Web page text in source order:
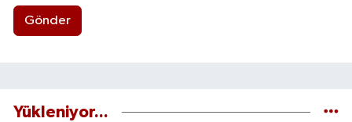
Gönder
Yükleniyor...